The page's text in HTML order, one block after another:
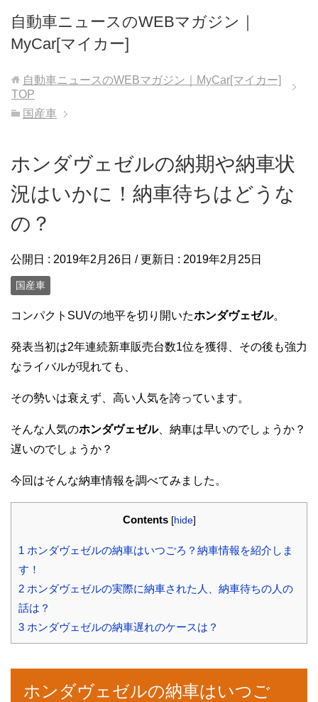
自動車ニュースのWEBマガジン｜
MyCar[マイカー]
自動車ニュースのWEBマガジン｜MyCar[マイカー]
TOP
国産車
ホンダヴェゼルの納期や納車状
況はいかに！納車待ちはどうな
の？
公開日 : 2019年2月26日 / 更新日 : 2019年2月25日
国産車
コンパクトSUVの地平を切り開いたホンダヴェゼル。
発表当初は2年連続新車販売台数1位を獲得、その後も強力
なライバルが現れても、
その勢いは衰えず、高い人気を誇っています。
そんな人気のホンダヴェゼル、納車は早いのでしょうか？
遅いのでしょうか？
今回はそんな納車情報を調べてみました。
Contents [hide]
1 ホンダヴェゼルの納車はいつごろ？納車情報を紹介しま
す！
2 ホンダヴェゼルの実際に納車された人、納車待ちの人の
話は？
3 ホンダヴェゼルの納車遅れのケースは？
ホンダヴェゼルの納車はいつご